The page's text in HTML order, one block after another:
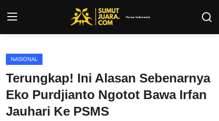
Login
Kontak
Tentang Kami
NASIONAL
Terungkap! Ini Alasan Sebenarnya
Eko Purdjianto Ngotot Bawa Irfan
Jauhari Ke PSMS